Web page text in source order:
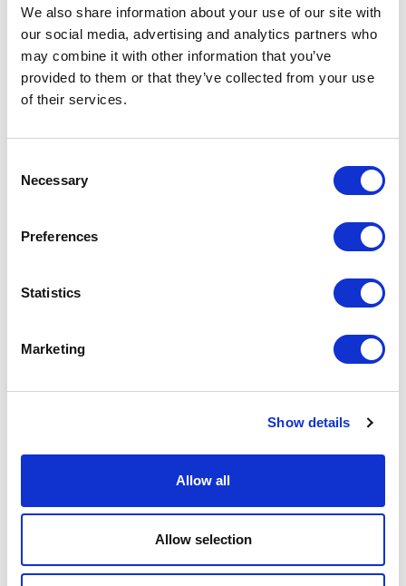
We also share information about your use of our site with
our social media, advertising and analytics partners who
may combine it with other information that you’ve
provided to them or that they’ve collected from your use
of their services.
Selection
Necessary
Preferences
Statistics
Marketing
Show details
Allow all
Allow selection
СВЯЗАННЫЕ АРТИКУЛЫ
В КОМО СДЕЛАН ПЕРВЫЙ ШАГ